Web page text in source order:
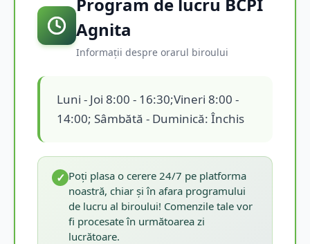
Agnita
Informații despre orarul biroului
Luni - Joi 8:00 - 16:30;Vineri 8:00 -
14:00; Sâmbătă - Duminică: Închis
✓ Poți plasa o cerere 24/7 pe platforma
noastră, chiar și în afara programului
de lucru al biroului! Comenzile tale vor
fi procesate în următoarea zi
lucrătoare.